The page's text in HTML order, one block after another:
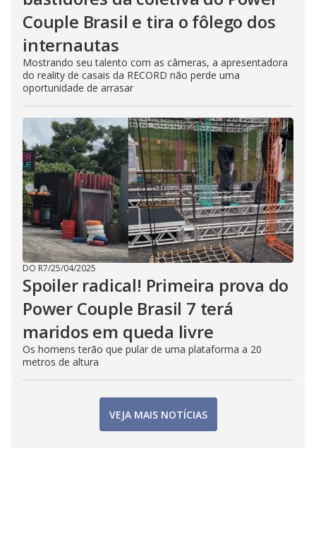
Couple Brasil e tira o fôlego dos
internautas
Mostrando seu talento com as câmeras, a apresentadora
do reality de casais da RECORD não perde uma
oportunidade de arrasar
DO R7/25/04/2025
Spoiler radical! Primeira prova do
Power Couple Brasil 7 terá
maridos em queda livre
Os homens terão que pular de uma plataforma a 20
metros de altura
VEJA MAIS NOTÍCIAS